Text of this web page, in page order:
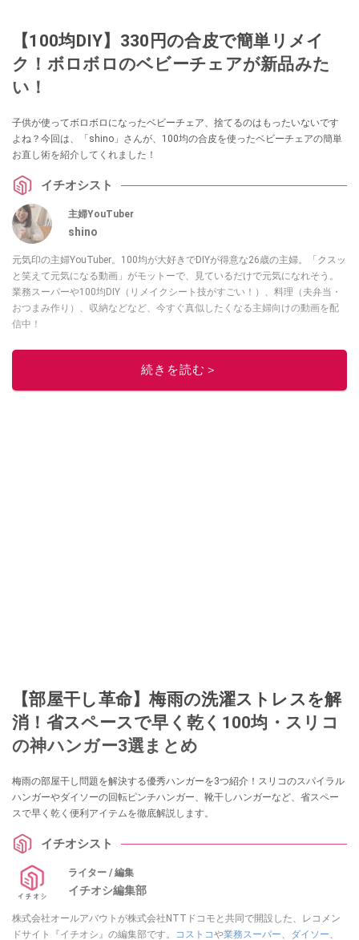
【100均DIY】330円の合皮で簡単リメイ
ク！ボロボロのベビーチェアが新品みた
い！
子供が使ってボロボロになったベビーチェア、捨てるのはもったいないです
よね？今回は、「shino」さんが、100均の合皮を使ったベビーチェアの簡単
お直し術を紹介してくれました！
イチオシスト
主婦YouTuber
shino
元気印の主婦YouTuber。100均が大好きでDIYが得意な26歳の主婦。「クスッ
と笑えて元気になる動画」がモットーで、見ているだけで元気になれそう。
業務スーパーや100均DIY（リメイクシート技がすごい！）、料理（夫弁当・
おつまみ作り）、収納などなど、今すぐ真似したくなる主婦向けの動画を配
信中！
このイチオシストの他の記事を読む
続きを読む＞
【部屋干し革命】梅雨の洗濯ストレスを解
消！省スペースで早く乾く100均・スリコ
の神ハンガー3選まとめ
梅雨の部屋干し問題を解決する優秀ハンガーを3つ紹介！スリコのスパイラル
ハンガーやダイソーの回転ピンチハンガー、靴干しハンガーなど、省スペー
スで早く乾く便利アイテムを徹底解説します。
イチオシスト
ライター / 編集
イチオシ編集部
株式会社オールアバウトが株式会社NTTドコモと共同で開設した、レコメン
ドサイト『イチオシ』の編集部です。
コストコや業務スーパー、 ダイソー、